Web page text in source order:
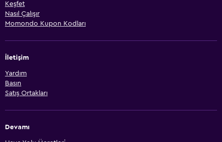
Keşfet
Nasıl Çalışır
Momondo Kupon Kodları
İletişim
Yardım
Basın
Satış Ortakları
Devamı